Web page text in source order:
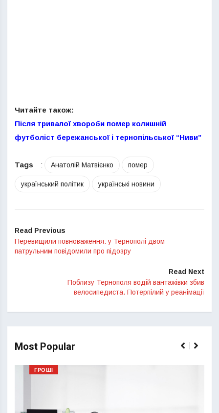
Читайте також:
Після тривалої хвороби помер колишній
футболіст бережанської і тернопільської “Ниви”
Tags : Анатолій Матвієнко помер
український політик українські новини
Read Previous
Перевищили повноваження: у Тернополі двом
патрульним повідомили про підозру
Read Next
Поблизу Тернополя водій вантажівки збив
велосипедиста. Потерпілий у реанімації
Most Popular
ГРОШІ